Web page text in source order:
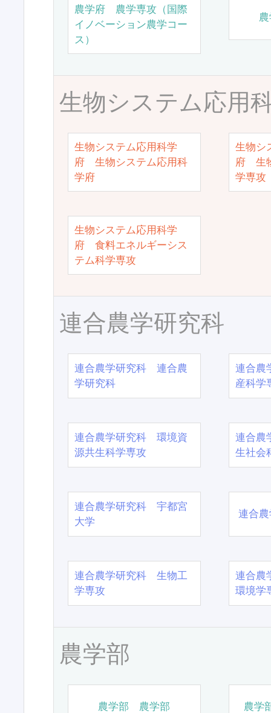
農学府 農学専攻（国際
イノベーション農学コー
ス）
生物システム応用
生物システム応用科学
府 生物システム応用科
学府
生物シ
府 生
学専攻
生物システム応用科学
府 食料エネルギーシス
テム科学専攻
連合農学研究科
連合農学研究科 連合農
学研究科
連合農
産科学
連合農学研究科 環境資
源共生科学専攻
連合農
生社会
連合農学研究科 宇都宮
大学
連合
連合農学研究科 生物工
学専攻
連合農
環境学
農学部
農学部 農学部 農学